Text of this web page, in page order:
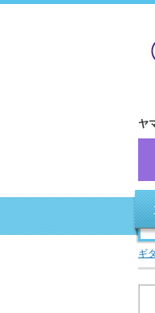
ヤ
ギ